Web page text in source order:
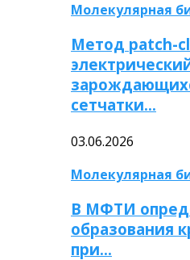
Молекулярная
Метод patch-
сетчатки…
03.06.2026
Молекулярная
В МФТИ
образования
при…